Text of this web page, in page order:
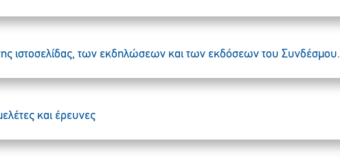
ιστοσελίδας, των εκδηλώσεων και των εκδόσεων του Συνδέσμου.
και έρευνες